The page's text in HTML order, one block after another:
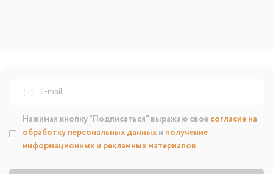
Нажимая кнопку "Подписаться" выражаю свое согласие на
обработку персональных данных и получение
информационных и рекламных материалов